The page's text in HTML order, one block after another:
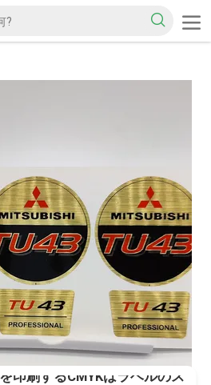
印刷するCMYKはラベルのス